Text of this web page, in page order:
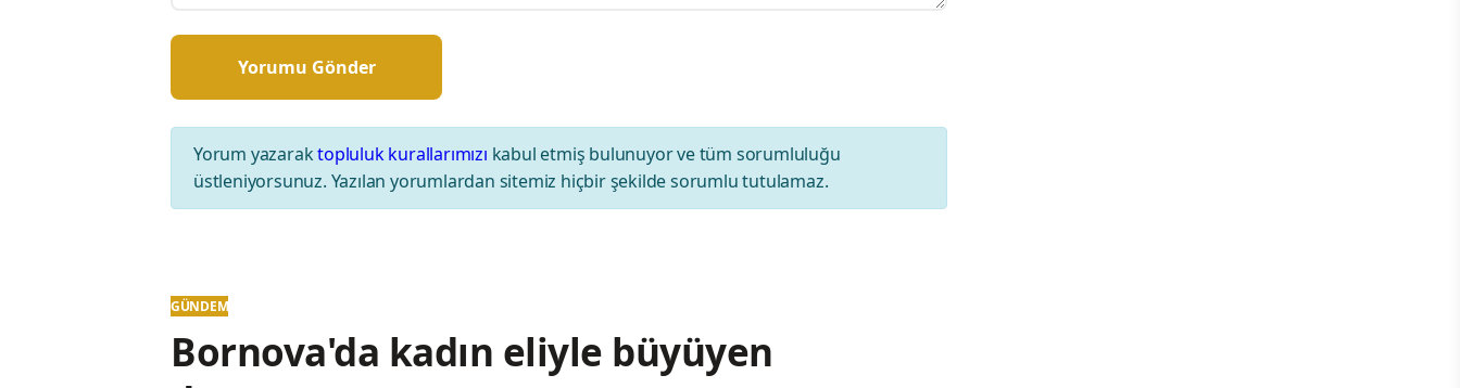
Yorum yazaraktopluluk kurallarımızı kabul etmiş bulunuyor ve tüm sorumluluğu
üstleniyorsunuz. Yazılan yorumlardan sitemiz hiçbir şekilde sorumlu tutulamaz.
GÜNDEM
Bornova'da kadın eliyle büyüyen